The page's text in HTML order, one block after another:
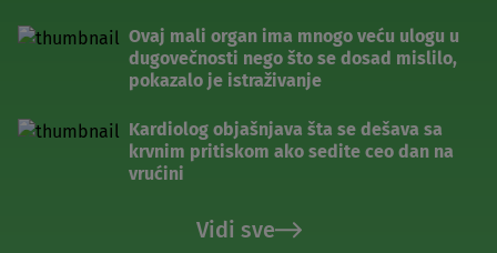
Ovaj mali organ ima mnogo veću ulogu u
dugovečnosti nego što se dosad mislilo,
pokazalo je istraživanje
Kardiolog objašnjava šta se dešava sa
krvnim pritiskom ako sedite ceo dan na
vrućini
Vidi sve